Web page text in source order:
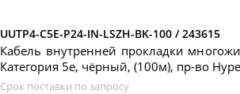
UUTP4-C5E-P24-IN-LSZH-BK-100 / 243615
Кабель внутренней прокладки
Категория 5е, чёрный, (100м), пр-во
Срок поставки по запросу